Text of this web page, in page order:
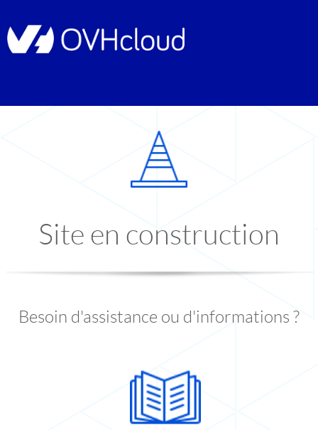
Site en construction
Besoin d'assistance ou d'informations ?